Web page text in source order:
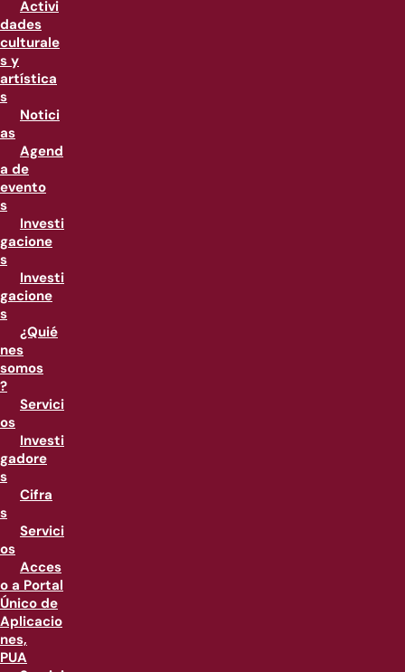
Activi
dades
culturale
s y
artística
s
Notici
as
Agend
a de
evento
s
Investi
gacione
s
Investi
gacione
s
¿Quié
nes
somos
?
Servici
os
Investi
gadore
s
Cifra
s
Servici
os
Acces
o a Portal
Único de
Aplicacio
nes,
PUA